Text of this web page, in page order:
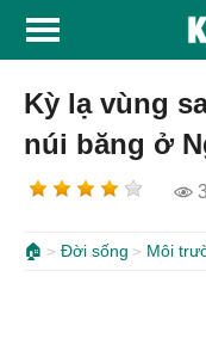
Kỳ lạ vùng
núi băng ở
🏠 Đời sống Môi